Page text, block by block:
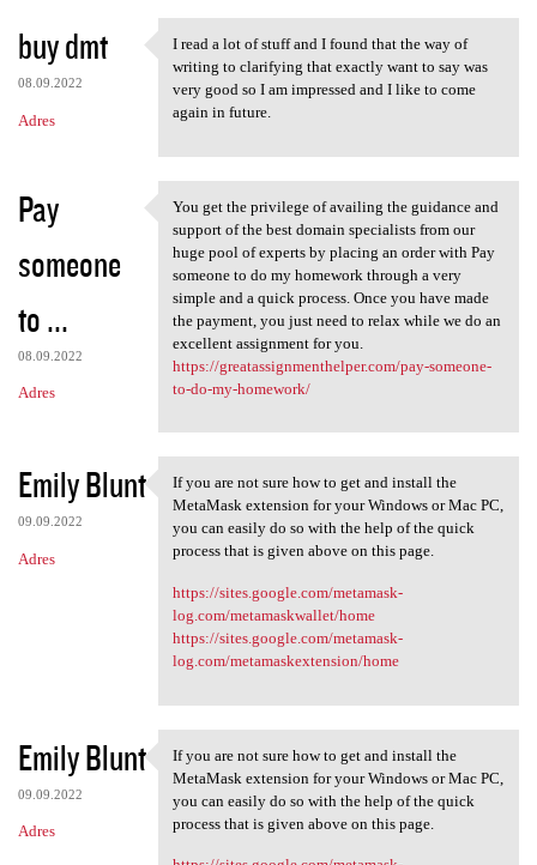
buy dmt
08.09.2022
Adres
I read a lot of stuff and I
I read a lot of stuff and I found that the way of
writing to clarifying that exactly want to say was
very good so I am impressed and I like to come
again in future.
Pay
someone
to ...
08.09.2022
Adres
You get the privilege of
You get the privilege of availing the guidance and
support of the best domain specialists from our
huge pool of experts by placing an order with Pay
someone to do my homework through a very
simple and a quick process. Once you have made
the payment, you just need to relax while we do an
excellent assignment for you.
https://greatassignmenthelper.com/pay-someone-
to-do-my-homework/
Emily Blunt
09.09.2022
Adres
If you are not sure how to
If you are not sure how to get and install the
MetaMask extension for your Windows or Mac PC,
you can easily do so with the help of the quick
process that is given above on this page.
https://sites.google.com/metamask-
log.com/metamaskwallet/home
https://sites.google.com/metamask-
log.com/metamaskextension/home
Emily Blunt
09.09.2022
Adres
If you are not sure how to
If you are not sure how to get and install the
MetaMask extension for your Windows or Mac PC,
you can easily do so with the help of the quick
process that is given above on this page.